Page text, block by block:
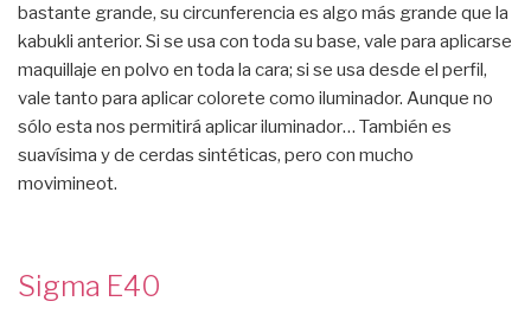
bastante grande, su circunferencia es algo más grande que la
kabukli anterior. Si se usa con toda su base, vale para aplicarse
maquillaje en polvo en toda la cara; si se usa desde el perfil,
vale tanto para aplicar colorete como iluminador. Aunque no
sólo esta nos permitirá aplicar iluminador… También es
suavísima y de cerdas sintéticas, pero con mucho
movimineot.
Sigma E40